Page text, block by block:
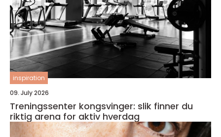
inspiration
09. July 2026
Treningssenter kongsvinger: slik finner du
riktig arena for aktiv hverdag